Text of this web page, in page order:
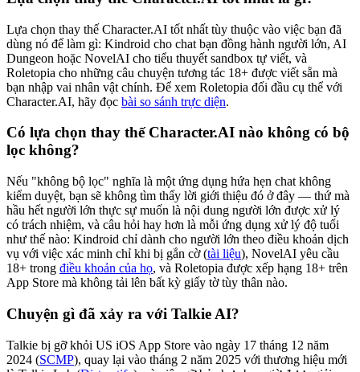
Lựa chọn thay thế Character.AI tốt nhất tùy thuộc vào việc bạn đã
dùng nó để làm gì: Kindroid cho chat bạn đồng hành người lớn, AI
Dungeon hoặc NovelAI cho tiểu thuyết sandbox tự viết, và
Roletopia cho những câu chuyện tương tác 18+ được viết sẵn mà
bạn nhập vai nhân vật chính. Để xem Roletopia đối đầu cụ thể với
Character.AI, hãy đọc bài so sánh trực diện.
Có lựa chọn thay thế Character.AI nào không có bộ
lọc không?
Nếu "không bộ lọc" nghĩa là một ứng dụng hứa hẹn chat không
kiểm duyệt, bạn sẽ không tìm thấy lời giới thiệu đó ở đây — thứ mà
hầu hết người lớn thực sự muốn là nội dung người lớn được xử lý
có trách nhiệm, và câu hỏi hay hơn là mỗi ứng dụng xử lý độ tuổi
như thế nào: Kindroid chỉ dành cho người lớn theo điều khoản dịch
vụ với việc xác minh chỉ khi bị gắn cờ (tài liệu), NovelAI yêu cầu
18+ trong điều khoản của họ, và Roletopia được xếp hạng 18+ trên
App Store mà không tải lên bất kỳ giấy tờ tùy thân nào.
Chuyện gì đã xảy ra với Talkie AI?
Talkie bị gỡ khỏi US iOS App Store vào ngày 17 tháng 12 năm
2024 (SCMP), quay lại vào tháng 2 năm 2025 với thương hiệu mới